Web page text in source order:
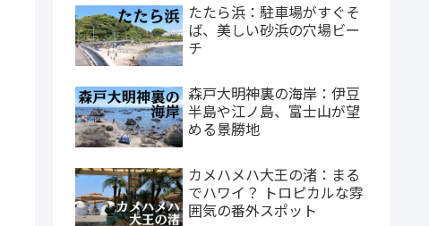
たたら浜：駐車場がすぐそ
ば、美しい砂浜の穴場ビー
チ
森戸大明神裏の海岸：伊豆
半島や江ノ島、富士山が望
める景勝地
カメハメハ大王の渚：まる
でハワイ？ トロピカルな雰
囲気の番外スポット